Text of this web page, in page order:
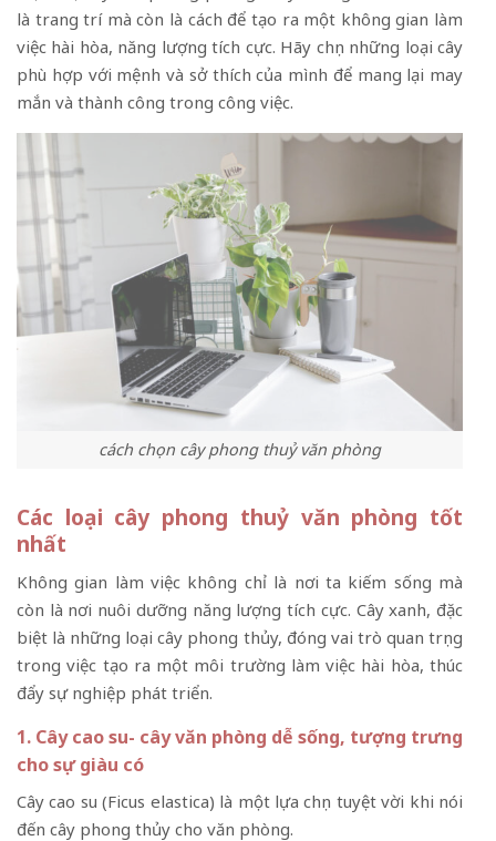
là trang trí mà còn là cách để tạo ra một không gian làm
việc hài hòa, năng lượng tích cực. Hãy chọn những loại cây
phù hợp với mệnh và sở thích của mình để mang lại may
mắn và thành công trong công việc.
cách chọn cây phong thuỷ văn phòng
Các loại cây phong thuỷ văn phòng tốt
nhất
Không gian làm việc không chỉ là nơi ta kiếm sống mà
còn là nơi nuôi dưỡng năng lượng tích cực. Cây xanh, đặc
biệt là những loại cây phong thủy, đóng vai trò quan trọng
trong việc tạo ra một môi trường làm việc hài hòa, thúc
đẩy sự nghiệp phát triển.
1. Cây cao su- cây văn phòng dễ sống, tượng trưng
cho sự giàu có
Cây cao su (Ficus elastica) là một lựa chọn tuyệt vời khi nói
đến cây phong thủy cho văn phòng.